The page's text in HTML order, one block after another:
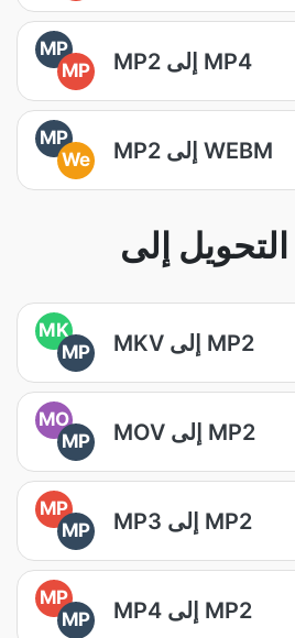
MP
MP
MP2 إلى MP4
MP
We
MP2 إلى WEBM
MK
MP
MKV إلى MP2
MO
MP
MOV إلى MP2
MP
MP
MP3 إلى MP2
MP
MP
MP4 إلى MP2